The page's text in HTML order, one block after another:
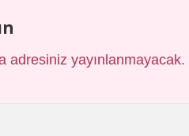
adresiniz yayınlanmayacak.